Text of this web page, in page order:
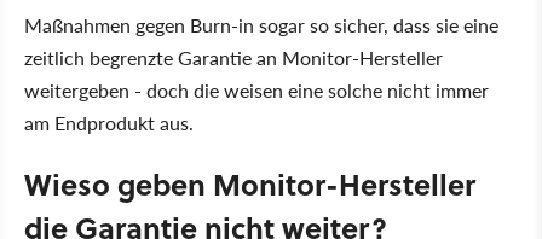
Maßnahmen gegen Burn-in sogar so sicher, dass sie eine
zeitlich begrenzte Garantie an Monitor-Hersteller
weitergeben - doch die weisen eine solche nicht immer
am Endprodukt aus.
Wieso geben Monitor-Hersteller
die Garantie nicht weiter?